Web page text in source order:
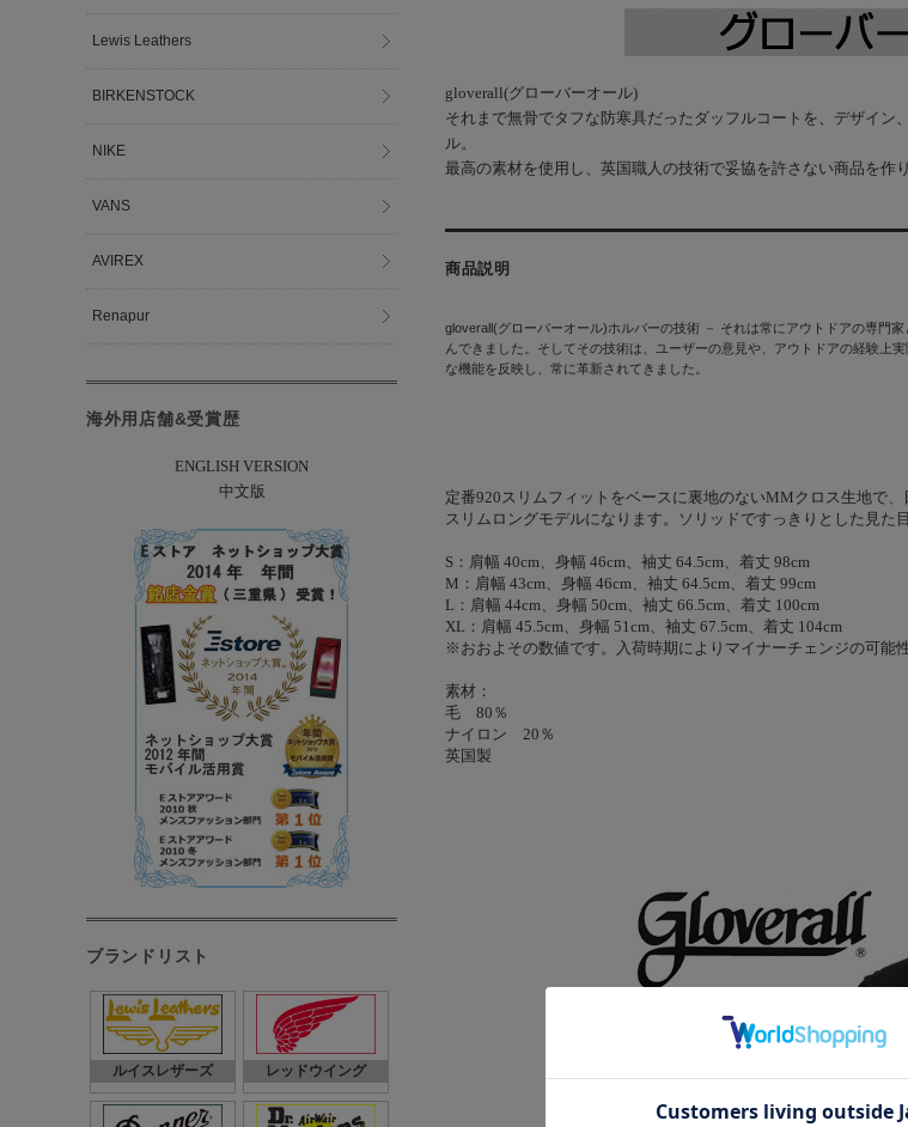
gloverall(グローバーオール)
それまで無骨でタフな防寒具だったダッフルコートを、デザイ
ル。
最高の素材を使用し、英国職人の技術で妥協を許さない商品を作
商品説明
gloverall(グローバーオール)ホルバーの技術 － それは常にアウトドアの専門家
んできました。そしてその技術は、ユーザーの意見や、アウトドアの経験上
な機能を反映し、常に革新されてきました。
定番920スリムフィットをベースに裏地のないMMクロス生地で
スリムロングモデルになります。ソリッドですっきりとした見た
S：肩幅 40cm、身幅 46cm、袖丈 64.5cm、着丈 98cm
M：肩幅 43cm、身幅 46cm、袖丈 64.5cm、着丈 99cm
L：肩幅 44cm、身幅 50cm、袖丈 66.5cm、着丈 100cm
XL：肩幅 45.5cm、身幅 51cm、袖丈 67.5cm、着丈 104cm
※おおよその数値です。入荷時期によりマイナーチェンジの可能
素材：
毛 80％
ナイロン 20％
英国製
Lewis Leathers
BIRKENSTOCK
NIKE
VANS
AVIREX
Renapur
海外用店舗&受賞歴
ENGLISH VERSION
中文版
ブランドリスト
ルイスレザーズ レッドウイング